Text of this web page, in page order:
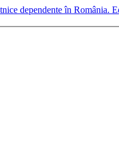
dependente în